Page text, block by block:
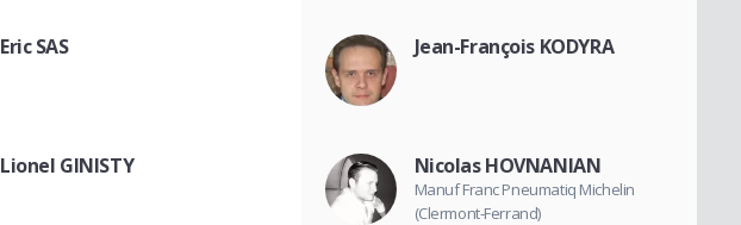
Eric SAS Jean-François KODYRA
Lionel GINISTY Nicolas HOVNANIAN
Manuf Franc Pneumatiq Michelin
(Clermont-Ferrand)